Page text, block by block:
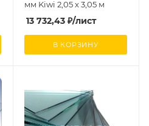
мм Kiwi 2,05 х 3,05 м
13 732,43₽/лист
В КОРЗИНУ